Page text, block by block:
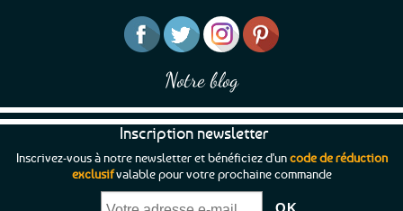
Notre blog
Inscription newsletter
Inscrivez-vous à notre newsletter et bénéficiez d'uncode de réduction
exclusifvalable pour votre prochaine commande